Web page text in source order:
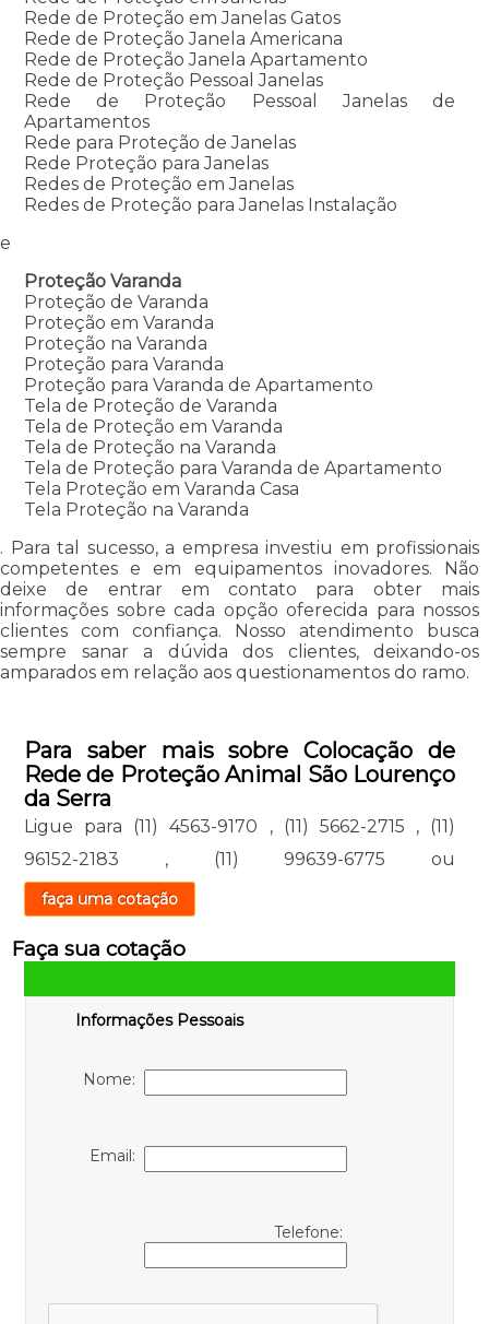
Rede de Proteção em Janelas Gatos
Rede de Proteção Janela Americana
Rede de Proteção Janela Apartamento
Rede de Proteção Pessoal Janelas
Rede de Proteção Pessoal Janelas de
Apartamentos
Rede para Proteção de Janelas
Rede Proteção para Janelas
Redes de Proteção em Janelas
Redes de Proteção para Janelas Instalação
e
Proteção Varanda
Proteção de Varanda
Proteção em Varanda
Proteção na Varanda
Proteção para Varanda
Proteção para Varanda de Apartamento
Tela de Proteção de Varanda
Tela de Proteção em Varanda
Tela de Proteção na Varanda
Tela de Proteção para Varanda de Apartamento
Tela Proteção em Varanda Casa
Tela Proteção na Varanda
. Para tal sucesso, a empresa investiu em profissionais
competentes e em equipamentos inovadores. Não
deixe de entrar em contato para obter mais
informações sobre cada opção oferecida para nossos
clientes com confiança. Nosso atendimento busca
sempre sanar a dúvida dos clientes, deixando-os
amparados em relação aos questionamentos do ramo.
Para saber mais sobre Colocação de
Rede de Proteção Animal São Lourenço
da Serra
Ligue para (11) 4563-9170 , (11) 5662-2715 , (11)
96152-2183
, (11) 99639-6775 ou
faça uma cotação
Faça sua cotação
Informações Pessoais
Nome:
Email:
Telefone: